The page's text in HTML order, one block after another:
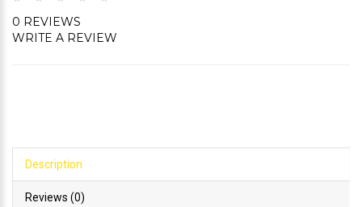
0 REVIEWS
WRITE A REVIEW
Description
Reviews (0)